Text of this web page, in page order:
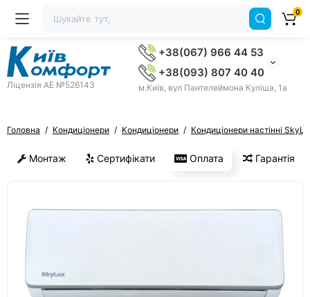
Ліцензія AE №526143
+38(067) 966 44 53
+38(093) 807 40 40
м.Київ, вул Пантелеймона Куліша, 1а
0
Головна Кондиціонери Кондиціонери Кондиціонери настінні
Монтаж Сертифікати Оплата Гарантія